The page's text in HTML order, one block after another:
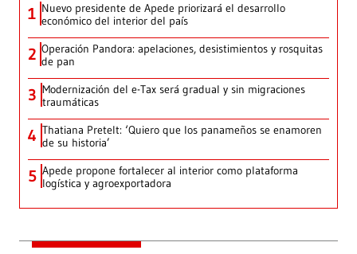
1 Nuevo presidente de Apede priorizará el desarrollo
económico del interior del país
2 Operación Pandora: apelaciones, desistimientos y rosquitas
de pan
3 Modernización del e-Tax será gradual y sin migraciones
traumáticas
4 Thatiana Pretelt: ‘Quiero que los panameños se enamoren
de su historia’
5 Apede propone fortalecer al interior como plataforma
logística y agroexportadora